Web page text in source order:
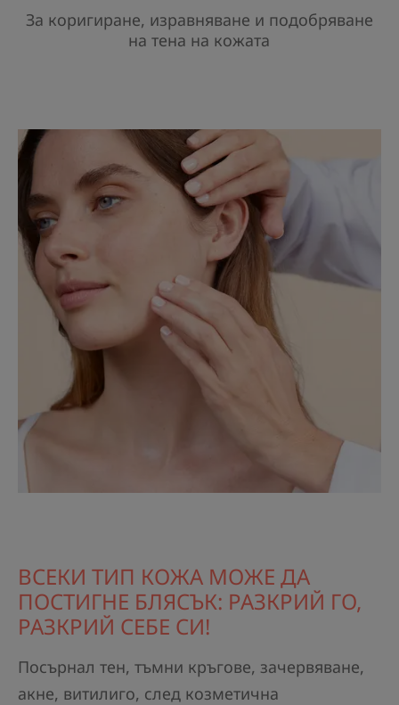
За коригиране, изравняване и подобряване
на тена на кожата
ВСЕКИ ТИП КОЖА МОЖЕ ДА
ПОСТИГНЕ БЛЯСЪК: РАЗКРИЙ ГО,
РАЗКРИЙ СЕБЕ СИ!
Посърнал тен, тъмни кръгове, зачервяване,
акне, витилиго, след козметична